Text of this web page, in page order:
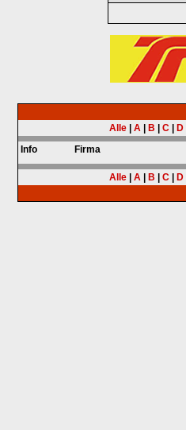
Alle| A| B C| D|
Info
Firma
Alle| A| B C| D|